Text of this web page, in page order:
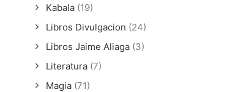
Kabala (19)
Libros Divulgacion (24)
Libros Jaime Aliaga (3)
Literatura (7)
Magia (71)